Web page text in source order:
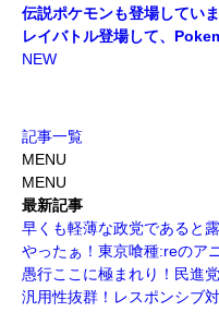
伝説ポケモンも登場してい
レイバトル登場して、
NEW
記事一覧
MENU
MENU
最新記事
早くも軽薄な政党であると
やったぁ！東京喰種:reのア
愚行ここに極まれり！民進
汎用性抜群！レスポンシブ